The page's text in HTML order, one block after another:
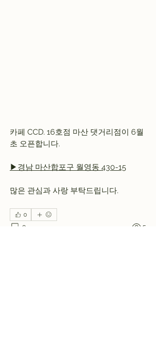
카페 CCD. 16호점 마산 댓거리점이 6월
초 오픈합니다.
▶경남 마산합포구 월영동 430-15
많은 관심과 사랑 부탁드립니다.
0
0 5